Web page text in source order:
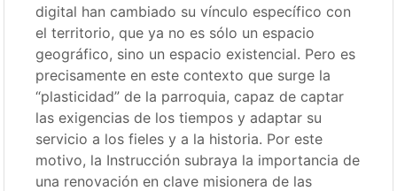
digital han cambiado su vínculo específico con
el territorio, que ya no es sólo un espacio
geográfico, sino un espacio existencial. Pero es
precisamente en este contexto que surge la
“plasticidad” de la parroquia, capaz de captar
las exigencias de los tiempos y adaptar su
servicio a los fieles y a la historia. Por este
motivo, la Instrucción subraya la importancia de
una renovación en clave misionera de las